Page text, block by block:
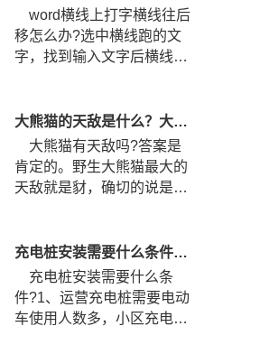
word横线上打字横线往后
移怎么办?选中横线跑的文
字，找到输入文字后横线跑
大熊猫的天敌是什么？大熊猫的战斗力到底有多强？
大熊猫有天敌吗?答案是
肯定的。野生大熊猫最大的
天敌就是豺，确切的说是四
充电桩安装需要什么条件？安装充电桩需要什么手续？
充电桩安装需要什么条
件?1、运营充电桩需要电动
车使用人数多，小区充电使